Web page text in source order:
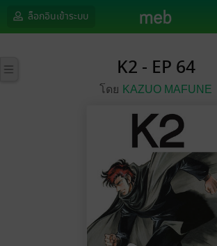
ล็อกอินเข้าระบบ
K2 - EP 64
โดย KAZUO MAFUNE